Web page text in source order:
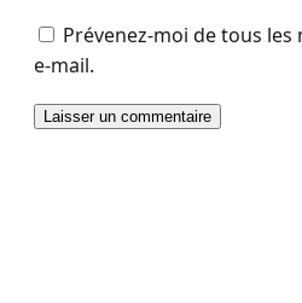
Prévenez-moi de tous
e-mail.